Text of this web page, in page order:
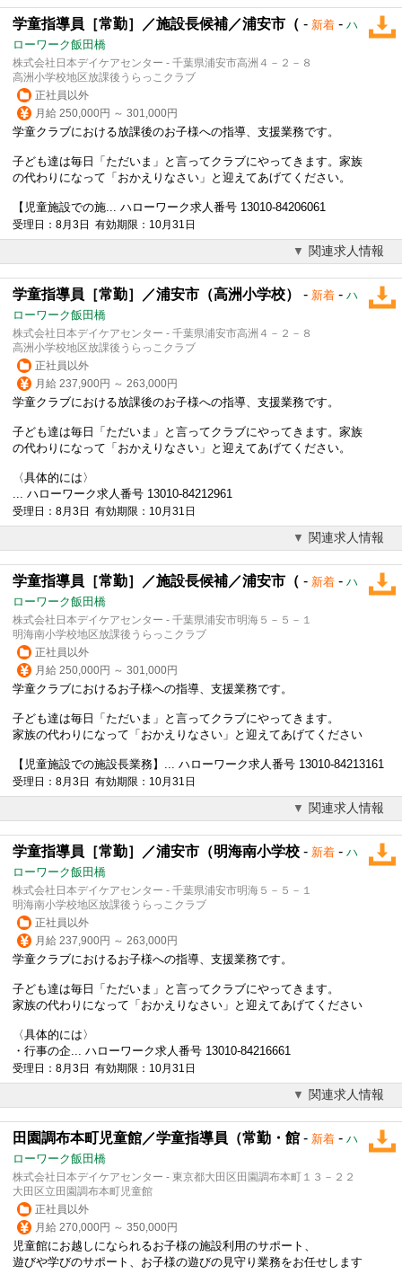
学童指導員［常勤］／施設長候補／浦安市（ - 新着 - ハ
ローワーク飯田橋
株式会社日本デイケアセンター - 千葉県浦安市高洲４－２－８
高洲小学校地区放課後うらっこクラブ
正社員以外
月給 250,000円 ～ 301,000円
学童クラブにおける放課後のお子様への指導、支援業務です。
子ども達は毎日「ただいま」と言ってクラブにやってきます。家族
の代わりになって「おかえりなさい」と迎えてあげてください。
【児童施設での施... ハローワーク求人番号 13010-84206061
受理日：8月3日 有効期限：10月31日
関連求人情報
学童指導員［常勤］／浦安市（高洲小学校） - 新着 - ハ
ローワーク飯田橋
株式会社日本デイケアセンター - 千葉県浦安市高洲４－２－８
高洲小学校地区放課後うらっこクラブ
正社員以外
月給 237,900円 ～ 263,000円
学童クラブにおける放課後のお子様への指導、支援業務です。
子ども達は毎日「ただいま」と言ってクラブにやってきます。家族
の代わりになって「おかえりなさい」と迎えてあげてください。
〈具体的には〉
... ハローワーク求人番号 13010-84212961
受理日：8月3日 有効期限：10月31日
関連求人情報
学童指導員［常勤］／施設長候補／浦安市（ - 新着 - ハ
ローワーク飯田橋
株式会社日本デイケアセンター - 千葉県浦安市明海５－５－１
明海南小学校地区放課後うらっこクラブ
正社員以外
月給 250,000円 ～ 301,000円
学童クラブにおけるお子様への指導、支援業務です。
子ども達は毎日「ただいま」と言ってクラブにやってきます。
家族の代わりになって「おかえりなさい」と迎えてあげてください
【児童施設での施設長業務】... ハローワーク求人番号 13010-84213161
受理日：8月3日 有効期限：10月31日
関連求人情報
学童指導員［常勤］／浦安市（明海南小学校 - 新着 - ハ
ローワーク飯田橋
株式会社日本デイケアセンター - 千葉県浦安市明海５－５－１
明海南小学校地区放課後うらっこクラブ
正社員以外
月給 237,900円 ～ 263,000円
学童クラブにおけるお子様への指導、支援業務です。
子ども達は毎日「ただいま」と言ってクラブにやってきます。
家族の代わりになって「おかえりなさい」と迎えてあげてください
〈具体的には〉
・行事の企... ハローワーク求人番号 13010-84216661
受理日：8月3日 有効期限：10月31日
関連求人情報
田園調布本町児童館／学童指導員（常勤・館 - 新着 - ハ
ローワーク飯田橋
株式会社日本デイケアセンター - 東京都大田区田園調布本町１３－２２
大田区立田園調布本町児童館
正社員以外
月給 270,000円 ～ 350,000円
児童館にお越しになられるお子様の施設利用のサポート、
遊びや学びのサポート、お子様の遊びの見守り業務をお任せします